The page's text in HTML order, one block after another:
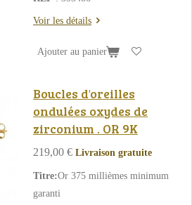
Voir les détails
Ajouter au panier
Boucles d'oreilles
ondulées oxydes de
zirconium . OR 9K
219,00 € Livraison gratuite
Titre:Or 375 millièmes minimum
garanti